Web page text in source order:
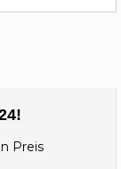
Preis